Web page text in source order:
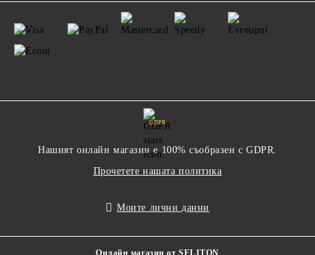
GDPR
Нашият онлайн магазин е 100% съобразен с GDPR.
Прочетете нашата политика
Моите лични данни